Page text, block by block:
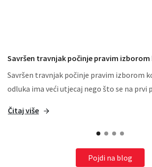
Savršen travnjak počinje pravim izborom
Savršen travnjak počinje pravim izborom
odluka ima veći utjecaj nego što se na prvi
Čitaj više
Pojdi na blog